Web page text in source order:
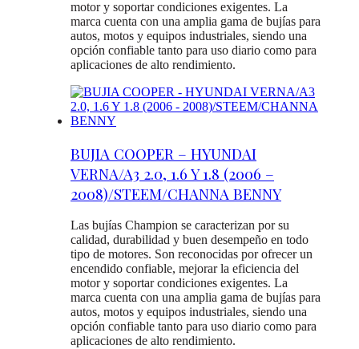
motor y soportar condiciones exigentes. La
marca cuenta con una amplia gama de bujías para
autos, motos y equipos industriales, siendo una
opción confiable tanto para uso diario como para
aplicaciones de alto rendimiento.
BUJIA COOPER – HYUNDAI
VERNA/A3 2.0, 1.6 Y 1.8 (2006 –
2008)/STEEM/CHANNA BENNY
Las bujías Champion se caracterizan por su
calidad, durabilidad y buen desempeño en todo
tipo de motores. Son reconocidas por ofrecer un
encendido confiable, mejorar la eficiencia del
motor y soportar condiciones exigentes. La
marca cuenta con una amplia gama de bujías para
autos, motos y equipos industriales, siendo una
opción confiable tanto para uso diario como para
aplicaciones de alto rendimiento.